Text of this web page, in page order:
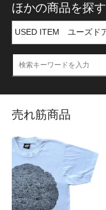
ほかの商品を探す
売れ筋商品